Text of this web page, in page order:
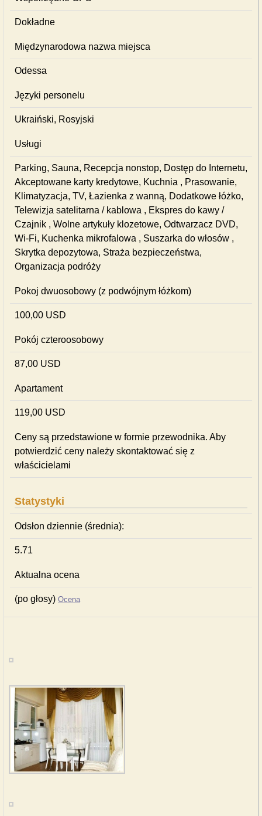
Dokładne
Międzynarodowa nazwa miejsca
Odessa
Języki personelu
Ukraiński, Rosyjski
Usługi
Parking, Sauna, Recepcja nonstop, Dostęp do Internetu,
Akceptowane karty kredytowe, Kuchnia , Prasowanie,
Klimatyzacja, TV, Łazienka z wanną, Dodatkowe łóżko,
Telewizja satelitarna / kablowa , Ekspres do kawy /
Czajnik , Wolne artykuły klozetowe, Odtwarzacz DVD,
Wi-Fi, Kuchenka mikrofalowa , Suszarka do włosów ,
Skrytka depozytowa, Straża bezpieczeństwa,
Organizacja podróży
Pokoj dwuosobowy (z podwójnym łóżkom)
100,00 USD
Pokój czteroosobowy
87,00 USD
Apartament
119,00 USD
Ceny są przedstawione w formie przewodnika. Aby
potwierdzić ceny należy skontaktować się z
właścicielami
Statystyki
Odsłon dziennie (średnia):
5.71
Aktualna ocena
(po głosy) Ocena